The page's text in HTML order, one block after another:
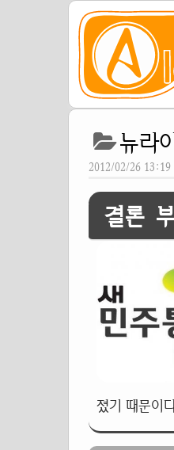
뉴라
2012/02/26
결론
졌기 때문이